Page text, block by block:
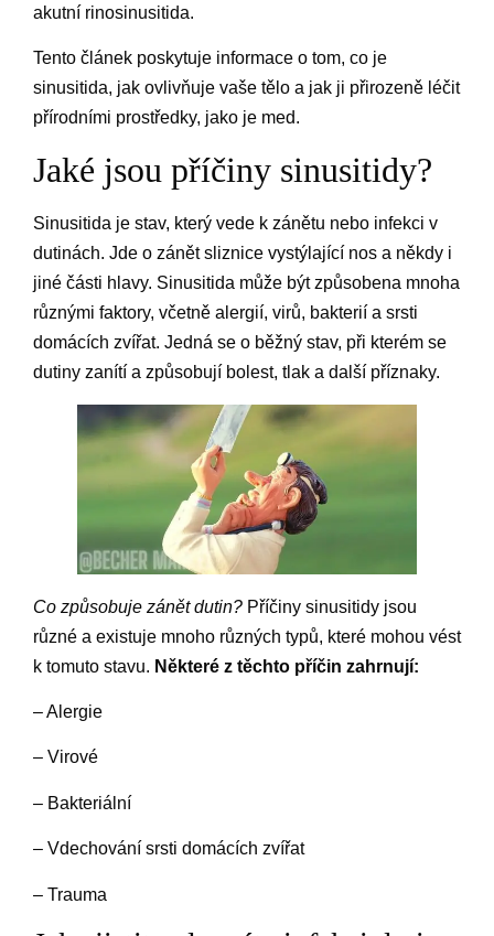
akutní rinosinusitida.
Tento článek poskytuje informace o tom, co je
sinusitida, jak ovlivňuje vaše tělo a jak ji přirozeně léčit
přírodními prostředky, jako je med.
Jaké jsou příčiny sinusitidy?
Sinusitida je stav, který vede k zánětu nebo infekci v
dutinách. Jde o zánět sliznice vystýlající nos a někdy i
jiné části hlavy. Sinusitida může být způsobena mnoha
různými faktory, včetně alergií, virů, bakterií a srsti
domácích zvířat. Jedná se o běžný stav, při kterém se
dutiny zanítí a způsobují bolest, tlak a další příznaky.
Co způsobuje zánět dutin? Příčiny sinusitidy jsou
různé a existuje mnoho různých typů, které mohou vést
k tomuto stavu. Některé z těchto příčin zahrnují:
– Alergie
– Virové
– Bakteriální
– Vdechování srsti domácích zvířat
– Trauma